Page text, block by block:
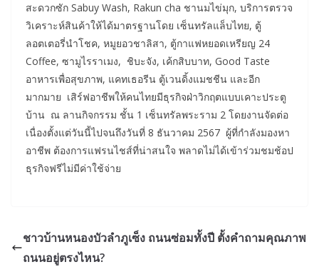
สะดวกซัก Sabuy Wash, Rakun cha ชานมไข่มุก, บริการตรวจ
วิเคราะห์สินค้าให้ได้มาตรฐานโดย เซ็นทรัลแล็บไทย, ตู้
ลอตเตอรี่นำโชค, หมูยอวชาลิสา, ตู้กาแฟหยอดเหรียญ 24
Coffee, ซามูไรราเมง, ชิบะจัง, เค้กสิบบาท, Good Taste
อาหารเพื่อสุขภาพ, แคทเธอรีน ตู้เวนดิ้งแมชชีน และอีก
มากมาย เสิร์ฟอาชีพให้คนไทยมีธุรกิจฝ่าวิกฤตแบบเคาะประตู
บ้าน ณ ลานกิจกรรม ชั้น 1 เซ็นทรัลพระราม 2 โดยงานจัดต่อ
เนื่องตั้งแต่วันนี้ไปจนถึงวันที่ 8 ธันวาคม 2567 ผู้ที่กำลังมองหา
อาชีพ ต้องการแฟรนไชส์ที่น่าสนใจ พลาดไม่ได้เข้าร่วมชมช้อป
ธุรกิจฟรีไม่มีค่าใช้จ่าย
ชาวบ้านหนองบัวลำภูเซ็ง ถนนซ่อมทั้งปี ตั้งคำถามคุณภาพ
ถนนอยู่ตรงไหน?